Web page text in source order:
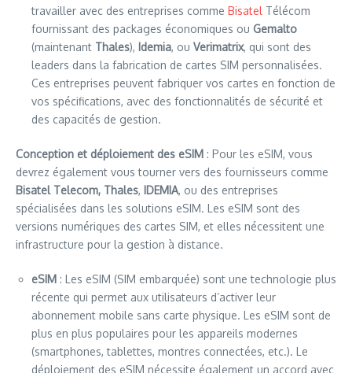
travailler avec des entreprises comme Bisatel Télécom
fournissant des packages économiques ou Gemalto
(maintenant Thales), Idemia, ou Verimatrix, qui sont des
leaders dans la fabrication de cartes SIM personnalisées.
Ces entreprises peuvent fabriquer vos cartes en fonction de
vos spécifications, avec des fonctionnalités de sécurité et
des capacités de gestion.
Conception et déploiement des eSIM : Pour les eSIM, vous
devrez également vous tourner vers des fournisseurs comme
Bisatel Telecom, Thales, IDEMIA, ou des entreprises
spécialisées dans les solutions eSIM. Les eSIM sont des
versions numériques des cartes SIM, et elles nécessitent une
infrastructure pour la gestion à distance.
eSIM : Les eSIM (SIM embarquée) sont une technologie plus
récente qui permet aux utilisateurs d’activer leur
abonnement mobile sans carte physique. Les eSIM sont de
plus en plus populaires pour les appareils modernes
(smartphones, tablettes, montres connectées, etc.). Le
déploiement des eSIM nécessite également un accord avec